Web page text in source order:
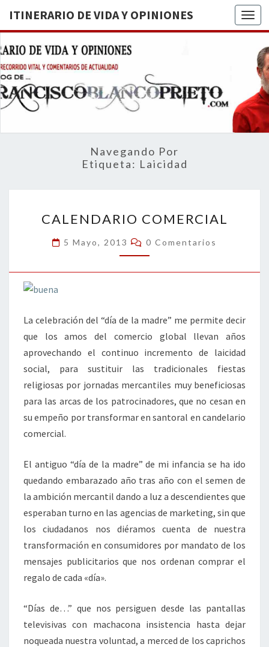
ITINERARIO DE VIDA Y OPINIONES
DE
BREVE
RECORRIDO
VITAL Y
ACTUALIDAD
Navegando Por
Etiqueta: Laicidad
COMERCIAL
CALENDARIO COMERCIAL
5 Mayo, 2013 Comentarios
0 Comentarios
La celebración del “día de la madre” me permite decir
que los amos del comercio global llevan años
aprovechando el continuo incremento de laicidad
social, para sustituir las tradicionales fiestas
religiosas por jornadas mercantiles muy beneficiosas
para las arcas de los patrocinadores, que no cesan en
su empeño por transformar en santoral en candelario
comercial.
El antiguo “día de la madre” de mi infancia se ha ido
quedando embarazado año tras año con el semen de
la ambición mercantil dando a luz a descendientes que
esperaban turno en las agencias de marketing, sin que
los ciudadanos nos diéramos cuenta de nuestra
transformación en consumidores por mandato de los
mensajes publicitarios que nos ordenan comprar el
regalo de cada «día».
“Días de…” que nos persiguen desde las pantallas
televisivas con machacona insistencia hasta dejar
noqueada nuestra voluntad, a merced de los caprichos